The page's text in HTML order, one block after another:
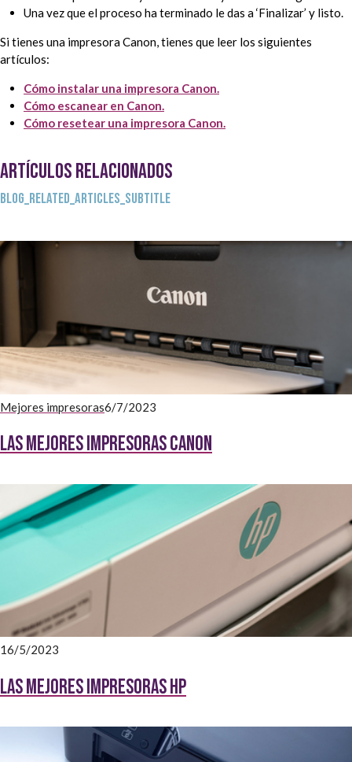
Una vez que el proceso ha terminado le das a ‘Finalizar’ y listo.
Si tienes una impresora Canon, tienes que leer los siguientes
artículos:
Cómo instalar una impresora Canon.
Cómo escanear en Canon.
Cómo resetear una impresora Canon.
ARTÍCULOS RELACIONADOS
BLOG_RELATED_ARTICLES_SUBTITLE
Mejores impresoras6/7/2023
Las mejores impresoras Canon
16/5/2023
Las Mejores impresoras HP